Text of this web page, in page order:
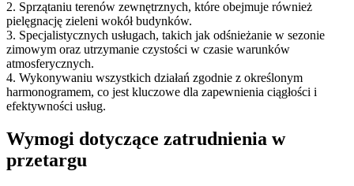
2. Sprzątaniu terenów zewnętrznych, które obejmuje również
pielęgnację zieleni wokół budynków.
3. Specjalistycznych usługach, takich jak odśnieżanie w sezonie
zimowym oraz utrzymanie czystości w czasie warunków
atmosferycznych.
4. Wykonywaniu wszystkich działań zgodnie z określonym
harmonogramem, co jest kluczowe dla zapewnienia ciągłości i
efektywności usług.
Wymogi dotyczące zatrudnienia w
przetargu